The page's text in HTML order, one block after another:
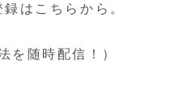
はこちらから。
を随時配信！）